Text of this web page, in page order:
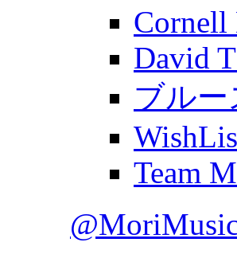
Cornell
David
ブル
Team